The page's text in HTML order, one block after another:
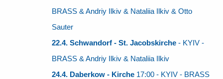
BRASS & Andriy Ilkiv & Nataliia Ilkiv & Otto
Sauter
22.4. Schwandorf - St. Jacobskirche - KYIV -
BRASS & Andriy Ilkiv & Nataliia Ilkiv
24.4. Daberkow - Kirche 17:00 - KYIV - BRASS